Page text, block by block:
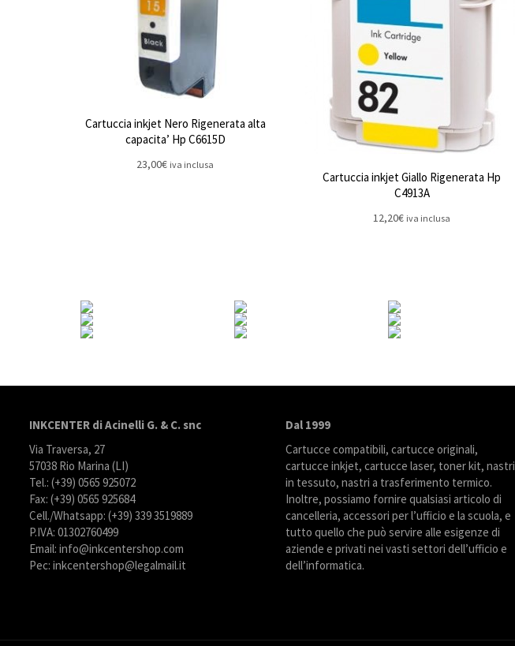
Cartuccia inkjet Nero Rigenerata alta
capacita’ Hp C6615D
23,00€ iva inclusa
Cartuccia inkjet Giallo Rigenerata Hp
C4913A
12,20€ iva inclusa
INKCENTER di Acinelli G. & C. snc
Via Traversa, 27
57038 Rio Marina (LI)
Tel.: (+39) 0565 925072
Fax: (+39) 0565 925684
Cell./Whatsapp: (+39) 339 3519889
P.IVA: 01302760499
Email: info@inkcentershop.com
Pec: inkcentershop@legalmail.it
Dal 1999
Cartucce compatibili, cartucce originali,
cartucce inkjet, cartucce laser, toner kit, nastri
in tessuto, nastri a trasferimento termico.
Inoltre, possiamo fornire qualsiasi articolo di
cancelleria, accessori per l’ufficio e la scuola, e
tutto quello che può servire alle esigenze di
aziende e privati nei vasti settori dell’ufficio e
dell’informatica.